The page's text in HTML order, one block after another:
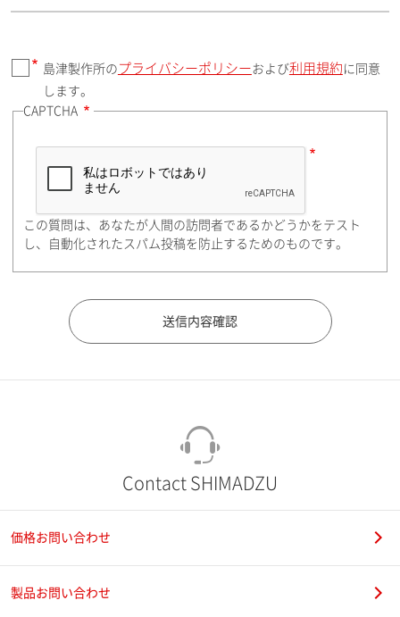
郵便番号（勤務先）
住所検索
都道府県（勤務先）
島津製作所の プライバシーポリシー および利用規約 に同意
します。
CAPTCHA
この質問は、あなたが人間の訪問者であるかどうかをテスト
し、自動化されたスパム投稿を防止するためのものです。
Contact SHIMADZU
価格お問い合わせ
製品お問い合わせ